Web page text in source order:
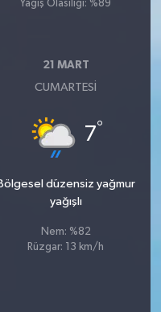
Yağış Olasılığı: %89
21 MART
CUMARTESI
7°
düzensiz yağmur
yağışlı
Nem: %82
Rüzgar: 13 km/h